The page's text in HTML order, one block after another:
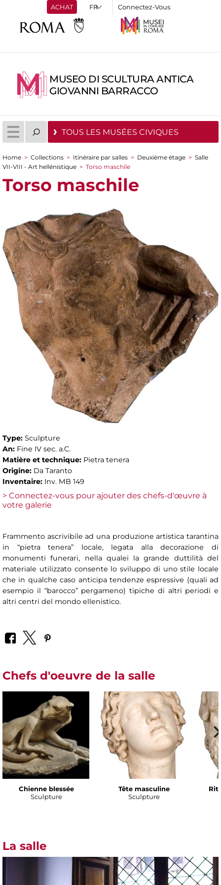
ACHAT Connectez-Vous
MUSEO DI SCULTURA ANTICA
GIOVANNI BARRACCO
TOUS LES MUSÉES CIVIQUES
You are here
Home > Collections > Itinéraire par salles > Deuxième étage > Salle
VII-VIII - Art hellénistique > Torso maschile
Torso maschile
Type: Sculpture
An: Fine IV sec. a.C.
Matière et technique: Pietra tenera
Origine: Da Taranto
Inventaire: Inv. MB 149
> Connectez-vous pour ajouter des chefs-d'œuvre à
votre galerie
Frammento ascrivibile ad una produzione artistica tarantina
in “pietra tenera” locale, legata alla decorazione di
monumenti funerari, nella qualei la grande duttilità del
materiale utilizzato consente lo sviluppo di uno stile locale
che in qualche caso anticipa tendenze espressive (quali ad
esempio il “barocco” pergameno) tipiche di altri periodi e
altri centri del mondo ellenistico.
Chefs d'oeuvre de la salle
Chienne blessée
Sculpture
Tête masculine
Sculpture
La salle